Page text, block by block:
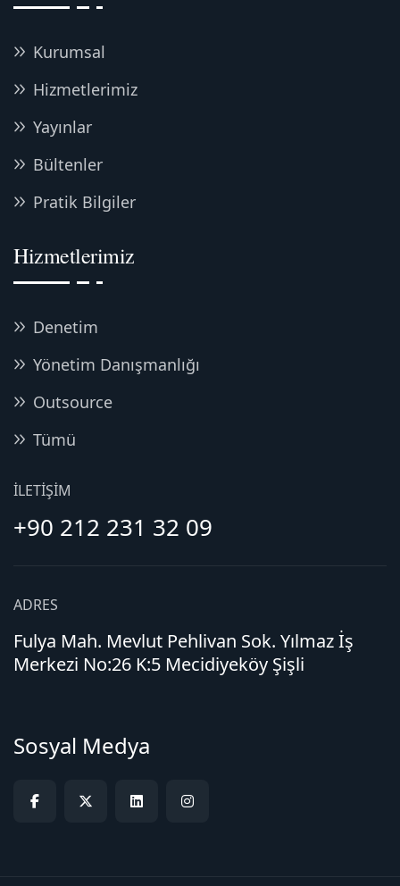
Kurumsal
Hizmetlerimiz
Yayınlar
Bültenler
Pratik Bilgiler
Hizmetlerimiz
Denetim
Yönetim Danışmanlığı
Outsource
Tümü
İLETIŞIM
+90 212 231 32 09
ADRES
Fulya Mah. Mevlut Pehlivan Sok. Yılmaz İş
Merkezi No:26 K:5 Mecidiyeköy Şişli
Sosyal Medya